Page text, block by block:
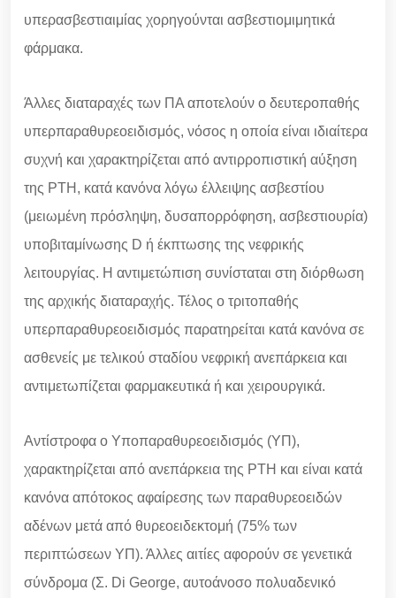
υπερασβεστιαιμίας χορηγούνται ασβεστιομιμητικά
φάρμακα.
Άλλες διαταραχές των ΠΑ αποτελούν ο δευτεροπαθής
υπερπαραθυρεοειδισμός, νόσος η οποία είναι ιδιαίτερα
συχνή και χαρακτηρίζεται από αντιρροπιστική αύξηση
της PTH, κατά κανόνα λόγω έλλειψης ασβεστίου
(μειωμένη πρόσληψη, δυσαπορρόφηση, ασβεστιουρία)
υποβιταμίνωσης D ή έκπτωσης της νεφρικής
λειτουργίας. Η αντιμετώπιση συνίσταται στη διόρθωση
της αρχικής διαταραχής. Τέλος ο τριτοπαθής
υπερπαραθυρεοειδισμός παρατηρείται κατά κανόνα σε
ασθενείς με τελικού σταδίου νεφρική ανεπάρκεια και
αντιμετωπίζεται φαρμακευτικά ή και χειρουργικά.
Αντίστροφα ο Υποπαραθυρεοειδισμός (ΥΠ),
χαρακτηρίζεται από ανεπάρκεια της PTH και είναι κατά
κανόνα απότοκος αφαίρεσης των παραθυρεοειδών
αδένων μετά από θυρεοειδεκτομή (75% των
περιπτώσεων ΥΠ). Άλλες αιτίες αφορούν σε γενετικά
σύνδρομα (Σ. Di George, αυτοάνοσο πολυαδενικό